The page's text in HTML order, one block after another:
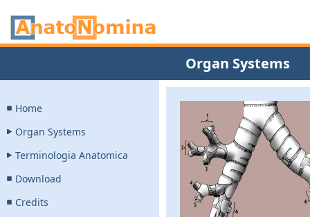
Organ Systems
Home
Organ Systems
Terminologia Anatomica
Download
Credits